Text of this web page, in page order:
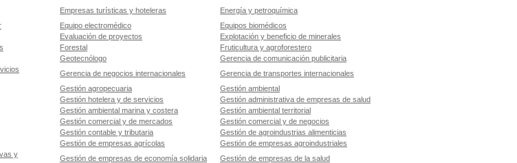
Empresas turísticas y hoteleras
Energía y petroquímica
Equipo electromédico
Equipos biomédicos
Evaluación de proyectos
Explotación y beneficio de minerales
Forestal
Fruticultura y agroforestero
Geotecnólogo
Gerencia de comunicación publicitaria
Gerencia de negocios internacionales
Gerencia de transportes internacionales
Gestión agropecuaria
Gestión ambiental
Gestión hotelera y de servicios
Gestión administrativa de empresas de salud
Gestión ambiental marina y costera
Gestión ambiental territorial
Gestión comercial y de mercados
Gestión comercial y de negocios
Gestión contable y tributaria
Gestión de agroindustrias alimenticias
Gestión de empresas agrícolas
Gestión de empresas agroindustriales
y
Gestión de empresas de economía solidaria Gestión de empresas de la salud